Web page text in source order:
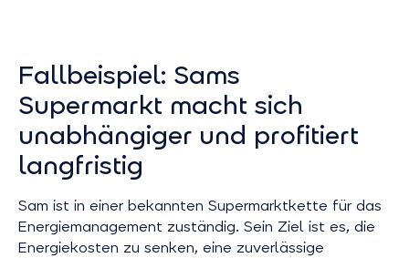
Fallbeispiel: Sams
Supermarkt macht sich
unabhängiger und profitiert
langfristig
Sam ist in einer bekannten Supermarktkette für das
Energiemanagement zuständig. Sein Ziel ist es, die
Energiekosten zu senken, eine zuverlässige